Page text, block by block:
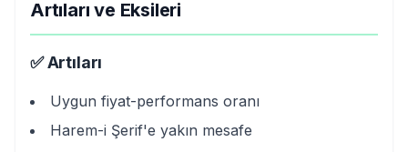
Artıları ve Eksileri
✅ Artıları
Uygun fiyat-performans oranı
Harem-i Şerif'e yakın mesafe